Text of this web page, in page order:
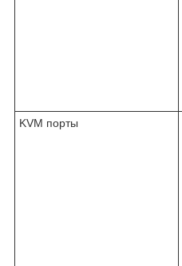
KVM порты